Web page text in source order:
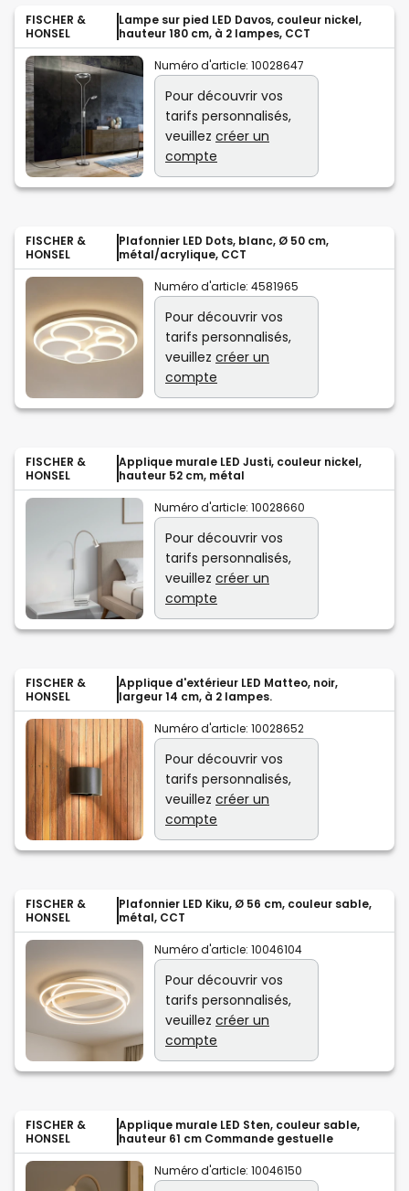
FISCHER &
HONSEL
Lampe sur pied LED Davos, couleur nickel,
hauteur 180 cm, à 2 lampes, CCT
Numéro d'article: 10028647
Pour découvrir vos
tarifs personnalisés,
veuillez créer un
compte
FISCHER &
HONSEL
Plafonnier LED Dots, blanc, Ø 50 cm,
métal/acrylique, CCT
Numéro d'article: 4581965
Pour découvrir vos
tarifs personnalisés,
veuillez créer un
compte
FISCHER &
HONSEL
Applique murale LED Justi, couleur nickel,
hauteur 52 cm, métal
Numéro d'article: 10028660
Pour découvrir vos
tarifs personnalisés,
veuillez créer un
compte
FISCHER &
HONSEL
Applique d'extérieur LED Matteo, noir,
largeur 14 cm, à 2 lampes.
Numéro d'article: 10028652
Pour découvrir vos
tarifs personnalisés,
veuillez créer un
compte
FISCHER &
HONSEL
Plafonnier LED Kiku, Ø 56 cm, couleur sable,
métal, CCT
Numéro d'article: 10046104
Pour découvrir vos
tarifs personnalisés,
veuillez créer un
compte
FISCHER &
HONSEL
Applique murale LED Sten, couleur sable,
hauteur 61 cm Commande gestuelle
Numéro d'article: 10046150